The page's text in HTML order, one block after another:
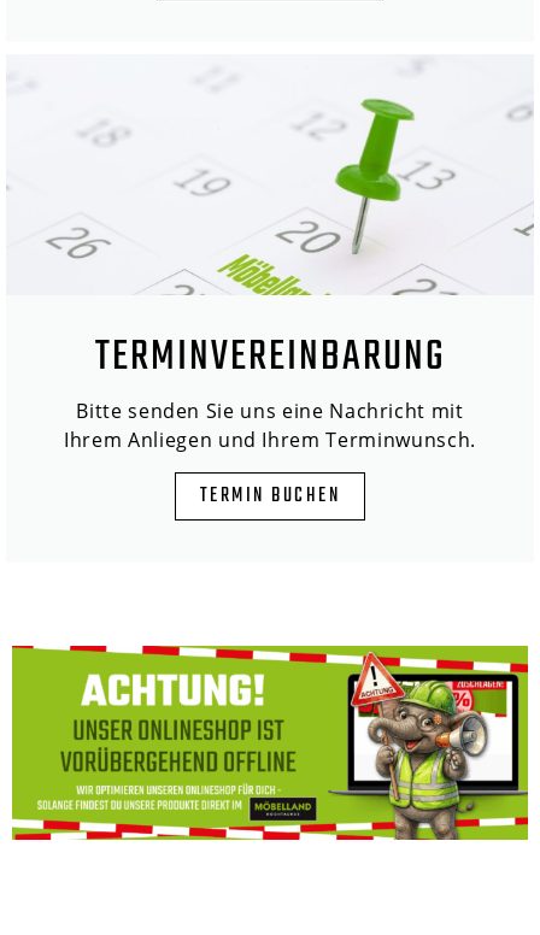
TERMINVEREINBARUNG
Bitte senden Sie uns eine Nachricht mit
Ihrem Anliegen und Ihrem Terminwunsch.
TERMIN BUCHEN